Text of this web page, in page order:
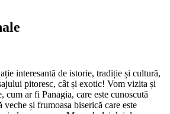
interesantă de istorie, tradiție și cultură,
pitoresc, cât și exotic! Vom vizita și
cum ar fi Panagia, care este cunoscută
și frumoasa biserică care este